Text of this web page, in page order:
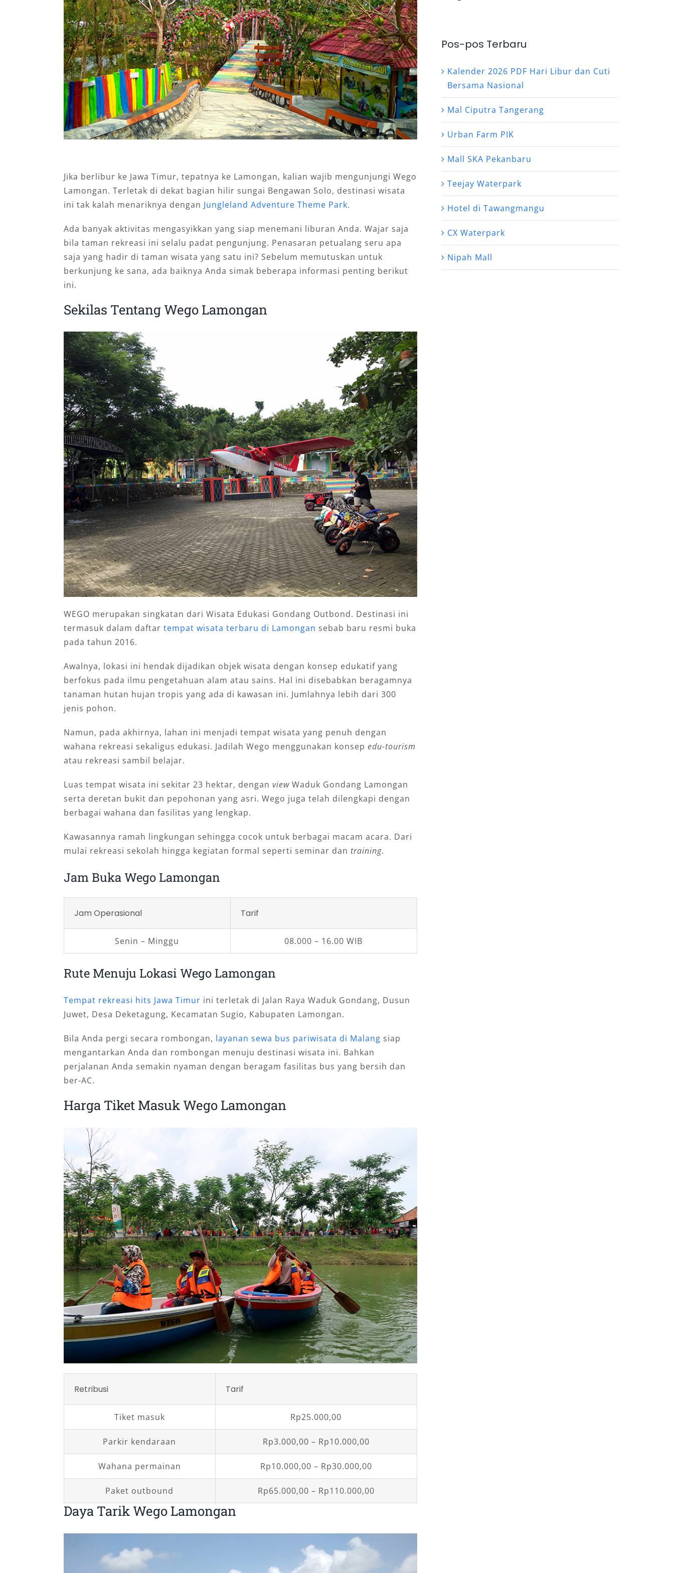
Jika berlibur ke Jawa Timur, tepatnya ke Lamongan, kalian wajib mengunjungi Wego
Lamongan. Terletak di dekat bagian hilir sungai Bengawan Solo, destinasi wisata
ini tak kalah menariknya dengan Jungleland Adventure Theme Park.
Ada banyak aktivitas mengasyikkan yang siap menemani liburan Anda. Wajar saja
bila taman rekreasi ini selalu padat pengunjung. Penasaran petualang seru apa
saja yang hadir di taman wisata yang satu ini? Sebelum memutuskan untuk
berkunjung ke sana, ada baiknya Anda simak beberapa informasi penting berikut
ini.
Sekilas Tentang Wego Lamongan
WEGO merupakan singkatan dari Wisata Edukasi Gondang Outbond. Destinasi ini
termasuk dalam daftar tempat wisata terbaru di Lamongan sebab baru resmi buka
pada tahun 2016.
Awalnya, lokasi ini hendak dijadikan objek wisata dengan konsep edukatif yang
berfokus pada ilmu pengetahuan alam atau sains. Hal ini disebabkan beragamnya
tanaman hutan hujan tropis yang ada di kawasan ini. Jumlahnya lebih dari 300
jenis pohon.
Namun, pada akhirnya, lahan ini menjadi tempat wisata yang penuh dengan
wahana rekreasi sekaligus edukasi. Jadilah Wego menggunakan konsep edu-tourism
atau rekreasi sambil belajar.
Luas tempat wisata ini sekitar 23 hektar, dengan viewWaduk Gondang Lamongan
serta deretan bukit dan pepohonan yang asri. Wego juga telah dilengkapi dengan
berbagai wahana dan fasilitas yang lengkap.
Kawasannya ramah lingkungan sehingga cocok untuk berbagai macam acara. Dari
mulai rekreasi sekolah hingga kegiatan formal seperti seminar dan training.
Jam Buka Wego Lamongan
Jam Operasional Tarif
Senin – Minggu 08.000 – 16.00 WIB
Rute Menuju Lokasi Wego Lamongan
Tempat rekreasi hits Jawa Timur ini terletak di Jalan Raya Waduk Gondang, Dusun
Juwet, Desa Deketagung, Kecamatan Sugio, Kabupaten Lamongan.
Bila Anda pergi secara rombongan, layanan sewa bus pariwisata di Malang siap
mengantarkan Anda dan rombongan menuju destinasi wisata ini. Bahkan
perjalanan Anda semakin nyaman dengan beragam fasilitas bus yang bersih dan
ber-AC.
Harga Tiket Masuk Wego Lamongan
Retribusi Tarif
Tiket masuk Rp25.000,00
Parkir kendaraan Rp3.000,00 – Rp10.000,00
Wahana permainan Rp10.000,00 – Rp30.000,00
Paket outbound Rp65.000,00 – Rp110.000,00
Daya Tarik Wego Lamongan
Pos-pos Terbaru
Kalender 2026 PDF Hari Libur dan Cuti
Bersama Nasional
Mal Ciputra Tangerang
Urban Farm PIK
Mall SKA Pekanbaru
Teejay Waterpark
Hotel di Tawangmangu
CX Waterpark
Nipah Mall